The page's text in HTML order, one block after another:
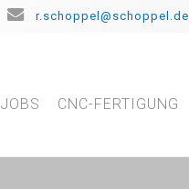
r.schoppel@schoppel.de
JOBS CNC-FERTIGUNG